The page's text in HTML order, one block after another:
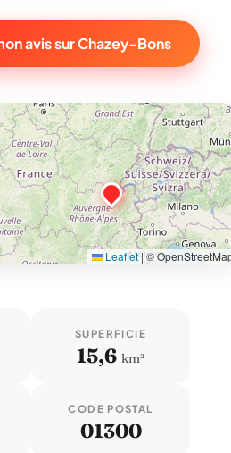
avis sur Chazey-Bons
Leaflet|©
SUPERFICIE
15,6 km²
CODE POSTAL
01300